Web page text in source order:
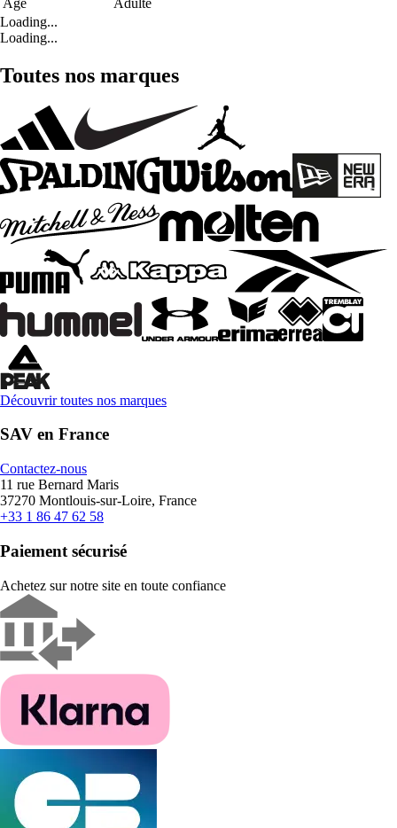
Loading...
Loading...
Toutes nos marques
Découvrir toutes nos marques
SAV en France
Contactez-nous
11 rue Bernard Maris
37270 Montlouis-sur-Loire, France
+33 1 86 47 62 58
Paiement sécurisé
Achetez sur notre site en toute confiance